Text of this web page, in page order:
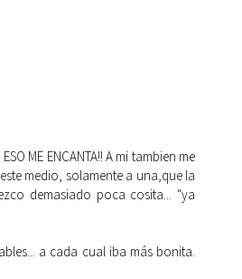
ME ENCANTA!! A mi tambien me
medio, solamente a una,que la
demasiado poca cosita... "ya
a cada cual iba más bonita.